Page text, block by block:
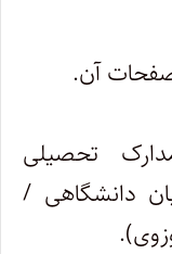
تحصیلی
دانشگاهی /